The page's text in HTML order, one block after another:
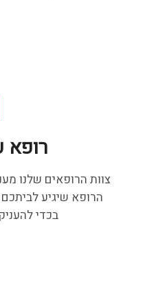
רופא
צוות הרופאים שלנו
הרופא שיגיע
בכדי